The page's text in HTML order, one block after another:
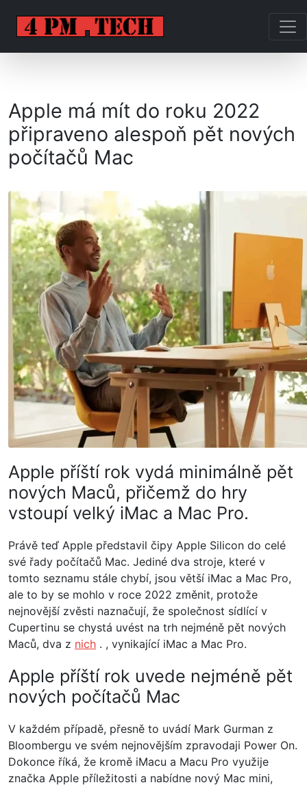
Apple má mít do roku 2022
připraveno alespoň pět nových
počítačů Mac
Apple příští rok vydá minimálně pět
nových Maců, přičemž do hry
vstoupí velký iMac a Mac Pro.
Právě teď Apple představil čipy Apple Silicon do celé
své řady počítačů Mac. Jediné dva stroje, které v
tomto seznamu stále chybí, jsou větší iMac a Mac Pro,
ale to by se mohlo v roce 2022 změnit, protože
nejnovější zvěsti naznačují, že společnost sídlící v
Cupertinu se chystá uvést na trh nejméně pět nových
Maců, dva z nich . , vynikající iMac a Mac Pro.
Apple příští rok uvede nejméně pět
nových počítačů Mac
V každém případě, přesně to uvádí Mark Gurman z
Bloombergu ve svém nejnovějším zpravodaji Power On.
Dokonce říká, že kromě iMacu a Macu Pro využije
značka Apple příležitosti a nabídne nový Mac mini,